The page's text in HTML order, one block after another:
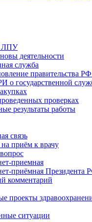
ЛПУ
деятельности
служба
правительства
о государственной
проверках
результаты работы
связь
на приём к врачу
приемная
приёмная Президента
комментарий
проекты
ситуации